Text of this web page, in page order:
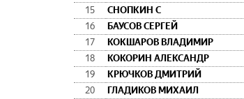
15
СНОПКИН С
16
БАУСОВ СЕРГЕЙ
17
КОКШАРОВ ВЛАДИМИР
18
КОКОРИН АЛЕКСАНДР
19
КРЮЧКОВ ДМИТРИЙ
20
ГЛАДИКОВ МИХАИЛ